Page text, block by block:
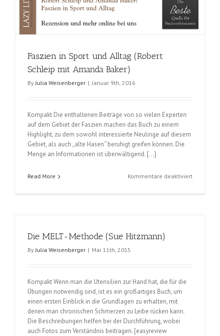
Faszien in Sport und Alltag (Robert
Schleip mit Amanda Baker)
By Julia Weisenberger | Januar 9th, 2016
Kompakt Die enthaltenen Beiträge von so vielen Experten
auf dem Gebiet der Faszien machen das Buch zu einem
Highlight, zu dem sowohl interessierte Neulinge auf diesem
Gebiet, als auch „alte Hasen“ beruhigt greifen können. Die
Menge an Informationen ist überwältigend. […]
Read More Kommentare deaktiviertfür
Die MELT-Methode (Sue Hitzmann)
ByJulia Weisenberger | Mai 11th, 2015
Kompakt Wenn man die Utensilien zur Hand hat, die für die
Übungen notwendig sind, ist es ein großartiges Buch, um
einen ersten Einblick in die Grundlagen zu erhalten, mit
denen man chronischen Schmerzen zu Leibe rücken kann.
Die Beschreibungen helfen bei der Durchführung, wobei
auch Fotos zum Verständnis beitragen. [easyreview